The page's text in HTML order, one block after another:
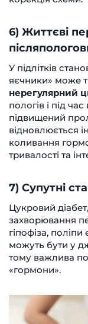
6) Життєві
У підлітків
яєчники» може
нерегулярний
пологів і під
підвищений
відновлюється
коливання
тривалості та
7) Супутні
Цукровий
захворювання
гіпофіза,
можуть бути у
тому важлива
«гормони».